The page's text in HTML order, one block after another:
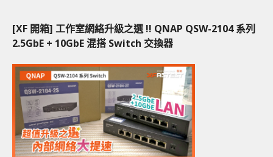
[XF 開箱] 工作室網絡升級之選 !! QNAP QSW-2104 系列
2.5GbE + 10GbE 混搭 Switch 交換器